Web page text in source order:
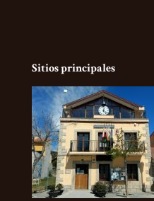
Sitios principales